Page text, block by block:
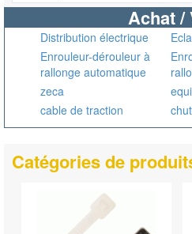
Achat /
Distribution électrique
Enrouleur-dérouleur à
rallonge automatique
zeca
cable de traction
Catégories de